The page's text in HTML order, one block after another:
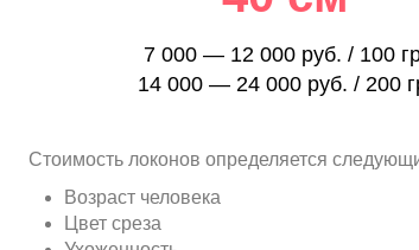
7 000 — 12 000 руб. / 100
14 000 — 24 000 руб. / 200
Стоимость локонов определяется
Возраст человека
Цвет среза